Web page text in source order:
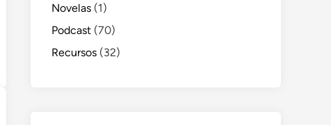
Novelas (1)
Podcast (70)
Recursos (32)